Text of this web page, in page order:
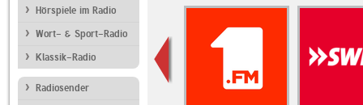
Hörspiele im Radio
Wort- & Sport-Radio
Klassik-Radio
Radiosender